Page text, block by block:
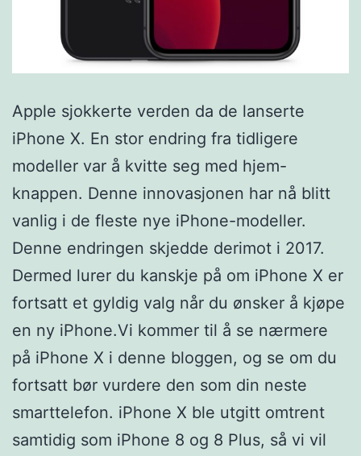
Apple sjokkerte verden da de lanserte
iPhone X. En stor endring fra tidligere
modeller var å kvitte seg med hjem-
knappen. Denne innovasjonen har nå blitt
vanlig i de fleste nye iPhone-modeller.
Denne endringen skjedde derimot i 2017.
Dermed lurer du kanskje på om iPhone X er
fortsatt et gyldig valg når du ønsker å kjøpe
en ny iPhone.Vi kommer til å se nærmere
på iPhone X i denne bloggen, og se om du
fortsatt bør vurdere den som din neste
smarttelefon. iPhone X ble utgitt omtrent
samtidig som iPhone 8 og 8 Plus, så vi vil